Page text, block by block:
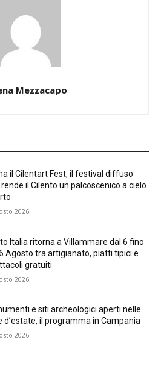
Mezzacapo
il Cilentart Fest, il festival diffuso
il Cilento un palcoscenico a cielo
2026
Italia ritorna a Villammare dal 6 fino
Agosto tra artigianato, piatti tipici e
gratuiti
2026
e siti archeologici aperti nelle
d’estate, il programma in Campania
2026